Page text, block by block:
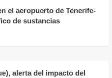
el aeropuerto de Tenerife-
de sustancias
alerta del impacto del